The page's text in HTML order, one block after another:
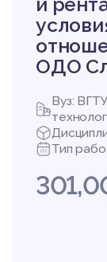
ОДО
Вуз:
Тип